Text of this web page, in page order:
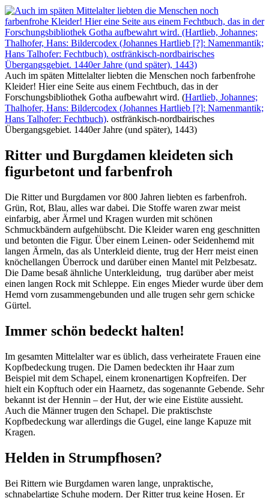
Auch im späten Mittelalter liebten die Menschen noch farbenfrohe
Kleider! Hier eine Seite aus einem Fechtbuch, das in der
Forschungsbibliothek Gotha aufbewahrt wird. (Hartlieb, Johannes;
Thalhofer, Hans: Bildercodex (Johannes Hartlieb [?]: Namenmantik;
Hans Talhofer: Fechtbuch). ostfränkisch-nordbairisches
Übergangsgebiet. 1440er Jahre (und später), 1443)
Ritter und Burgdamen kleideten sich
figurbetont und farbenfroh
Die Ritter und Burgdamen vor 800 Jahren liebten es farbenfroh.
Grün, Rot, Blau, alles war dabei. Die Stoffe waren zwar meist
einfarbig, aber Ärmel und Kragen wurden mit schönen
Schmuckbändern aufgehübscht. Die Kleider waren eng geschnitten
und betonten die Figur. Über einem Leinen- oder Seidenhemd mit
langen Ärmeln, das als Unterkleid diente, trug der Herr meist einen
knöchellangen Überrock und darüber einen Mantel mit Pelzbesatz.
Die Dame besaß ähnliche Unterkleidung, trug darüber aber meist
einen langen Rock mit Schleppe. Ein enges Mieder wurde über dem
Hemd vorn zusammengebunden und alle trugen sehr gern schicke
Gürtel.
Immer schön bedeckt halten!
Im gesamten Mittelalter war es üblich, dass verheiratete Frauen eine
Kopfbedeckung trugen. Die Damen bedeckten ihr Haar zum
Beispiel mit dem Schapel, einem kronenartigen Kopfreifen. Der
hielt ein Kopftuch oder ein Haarnetz, das sogenannte Gebende. Sehr
bekannt ist der Hennin – der Hut, der wie eine Eistüte aussieht.
Auch die Männer trugen den Schapel. Die praktischste
Kopfbedeckung war allerdings die Gugel, eine lange Kapuze mit
Kragen.
Helden in Strumpfhosen?
Bei Rittern wie Burgdamen waren lange, unpraktische,
schnabelartige Schuhe modern. Der Ritter trug keine Hosen. Er